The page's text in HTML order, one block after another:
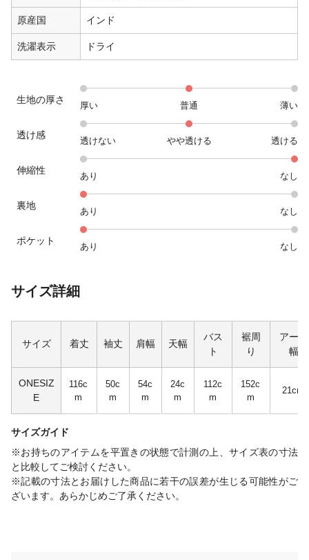
原産国 インド
洗濯表示 ドライ
生地の厚さ
厚い 普通 薄い
透け感
透けない やや透ける 透ける
伸縮性
あり なし
裏地
あり なし
ポケット
あり なし
サイズ詳細
サイズ 着丈 袖丈 肩幅 天幅
バス
ト
裾周
り
アーム
幅
ONESIZ
E
116c
m
50c
m
54c
m
24c
m
112c
m
152c
m
21cm
サイズガイド
※お持ちのアイテムを平置きの状態で計測の上、サイズ表の寸法
と比較してご検討ください。
※記載の寸法とお届けした商品に若干の誤差が生じる可能性がご
ざいます。あらかじめご了承ください。